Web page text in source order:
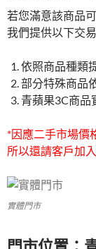
若您滿意該商品
我們提供以下交
依照商品種類
部分特殊商品
青蘋果3C商品
*因應二手市場價
所以還請客戶加
實體門市